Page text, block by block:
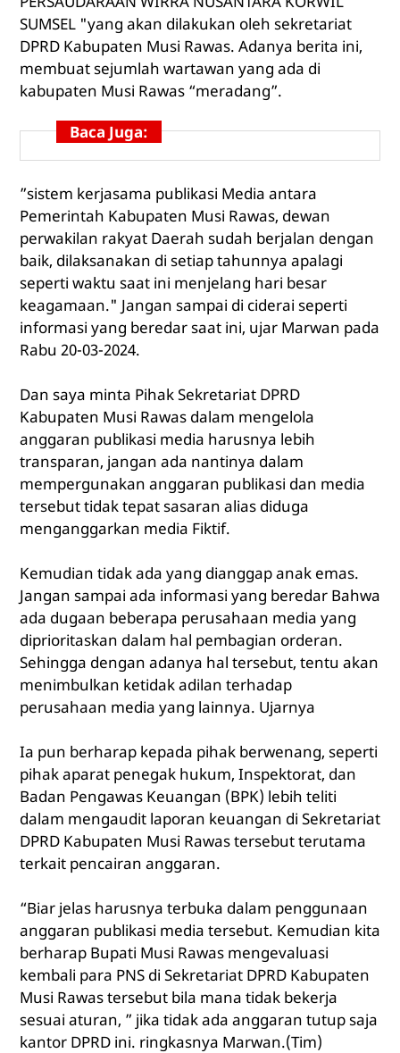
SUMSEL "yang akan dilakukan oleh sekretariat
DPRD Kabupaten Musi Rawas. Adanya berita ini,
membuat sejumlah wartawan yang ada di
kabupaten Musi Rawas “meradang”.
Baca Juga:
”sistem kerjasama publikasi Media antara
Pemerintah Kabupaten Musi Rawas, dewan
perwakilan rakyat Daerah sudah berjalan dengan
baik, dilaksanakan di setiap tahunnya apalagi
seperti waktu saat ini menjelang hari besar
keagamaan." Jangan sampai di ciderai seperti
informasi yang beredar saat ini, ujar Marwan pada
Rabu 20-03-2024.
Dan saya minta Pihak Sekretariat DPRD
Kabupaten Musi Rawas dalam mengelola
anggaran publikasi media harusnya lebih
transparan, jangan ada nantinya dalam
mempergunakan anggaran publikasi dan media
tersebut tidak tepat sasaran alias diduga
menganggarkan media Fiktif.
Kemudian tidak ada yang dianggap anak emas.
Jangan sampai ada informasi yang beredar Bahwa
ada dugaan beberapa perusahaan media yang
diprioritaskan dalam hal pembagian orderan.
Sehingga dengan adanya hal tersebut, tentu akan
menimbulkan ketidak adilan terhadap
perusahaan media yang lainnya. Ujarnya
Ia pun berharap kepada pihak berwenang, seperti
pihak aparat penegak hukum, Inspektorat, dan
Badan Pengawas Keuangan (BPK) lebih teliti
dalam mengaudit laporan keuangan di Sekretariat
DPRD Kabupaten Musi Rawas tersebut terutama
terkait pencairan anggaran.
“Biar jelas harusnya terbuka dalam penggunaan
anggaran publikasi media tersebut. Kemudian kita
berharap Bupati Musi Rawas mengevaluasi
kembali para PNS di Sekretariat DPRD Kabupaten
Musi Rawas tersebut bila mana tidak bekerja
sesuai aturan, ” jika tidak ada anggaran tutup saja
kantor DPRD ini. ringkasnya Marwan.(Tim)